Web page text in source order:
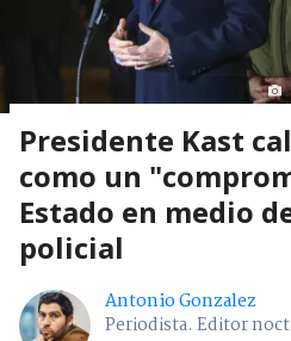
Presidente Kast
como un
Estado en medio
policial
Antonio Gonzalez
Periodista. Editor